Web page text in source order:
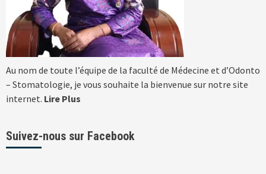
Au nom de toute l’équipe de la faculté de Médecine et d’Odonto
– Stomatologie, je vous souhaite la bienvenue sur notre site
internet. Lire Plus
Suivez-nous sur Facebook